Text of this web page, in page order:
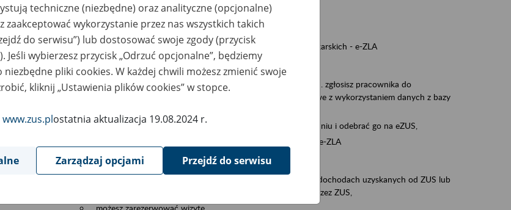
możesz sprawdzić swoje dane zapisane na koncie w ZUS,
masz dostęp do informacji o stanie konta ubezpieczonego,
masz dostęp do informacji o wystawionych zwolnieniach lekarskich - e-ZLA
Jeśli jesteś płatnikiem składek (np. przedsiębiorcą)
możesz skorzystać z aplikacji ePłatnik, za pomocą której m.in. zgłosisz pracownika do
ubezpieczeń, wypełnisz i przekażesz dokumenty rozliczeniowe z wykorzystaniem danych z bazy
możesz złożyć wniosek o wydanie zaświadczenia o niezaleganiu i odebrać go na eZUS,
masz dostęp do zwolnień lekarskich swoich pracowników - e-ZLA
Jeśli jesteś świadczeniobiorcą
masz dostęp m.in. do formularza PIT 11A, czyli informacji o dochodach uzyskanych od ZUS lub
do formularza PIT 40A, czyli rocznego obliczenia podatku przez ZUS,
możesz zarezerwować wizytę,
techniczne (niezbędne) oraz analityczne (opcjonalne)
zaakceptować wykorzystanie przez nas wszystkich takich
do serwisu”) lub dostosować swoje zgody (przycisk
Jeśli wybierzesz przycisk „Odrzuć opcjonalne”, będziemy
pliki cookies. W każdej chwili możesz zmienić swoje
kliknij „Ustawienia plików cookies” w stopce.
ostatnia aktualizacja 19.08.2024 r.
Zarządzaj opcjami Przejdź do serwisu